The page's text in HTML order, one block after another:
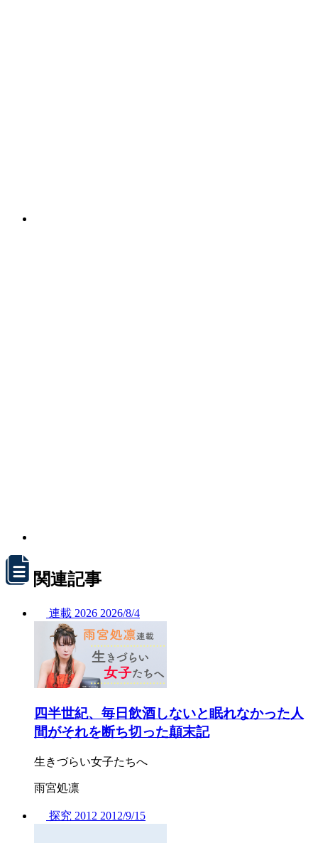
関連記事
連載 2026 2026/8/4
四半世紀、毎日飲酒しないと眠れなかった人
間がそれを断ち切った顛末記
生きづらい女子たちへ
雨宮処凛
探究 2012 2012/9/15